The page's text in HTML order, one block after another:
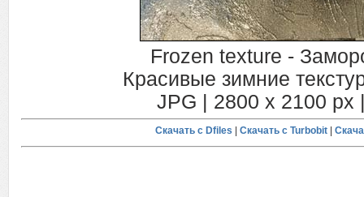
Frozen texture -
Красивые зимние
JPG | 2800 x 2100 px
Скачать с Dfiles Скачать с Turbobit|